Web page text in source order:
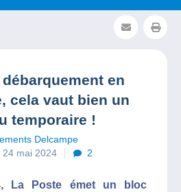
en
cela vaut bien un
temporaire !
Delcampe
24 mai 2024
2
La Poste émet un bloc